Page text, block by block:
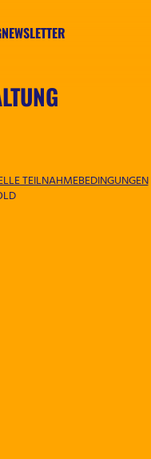
NEWSLETTER
TEILNAHMEBEDINGUNGEN